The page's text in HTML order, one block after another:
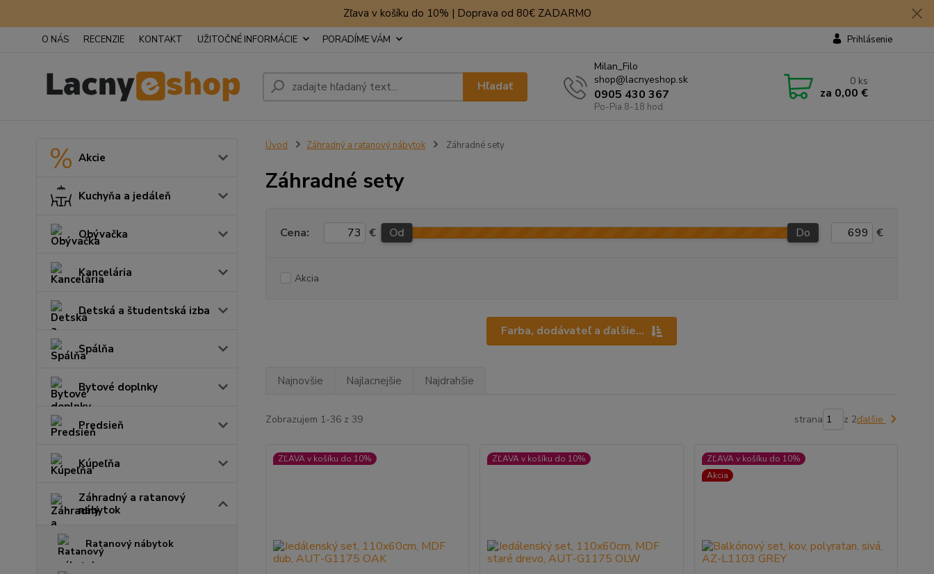
Zľava v košíku do 10% | Doprava od 80€ ZADARMO
O NÁS RECENZIE KONTAKT UŽITOČNÉ INFORMÁCIE PORADÍME VÁM Prihlásenie
Hľadať
Milan_Filo
shop@lacnyeshop.sk
0905 430 367
Po-Pia 8-18 hod.
0 ks
za 0,00 €
Akcie
Kuchyňa a jedáleň
Obývačka
Kancelária
Detská a študentská izba
Spálňa
Bytové doplnky
Predsieň
Kúpeľňa
Záhradný a ratanový
nábytok
Ratanový nábytok
Úvod Záhradný a ratanový nábytok Záhradné sety
Záhradné sety
Farba, dodávateľ a ďalšie...
Cena: € Od Do €
Akcia
Najnovšie Najlacnejšie Najdrahšie
Zobrazujem 1-36 z 39 strana z 2ďalšie
ZĽAVA v košíku do 10% ZĽAVA v košíku do 10%
ZĽAVA v košíku do 10%
Akcia